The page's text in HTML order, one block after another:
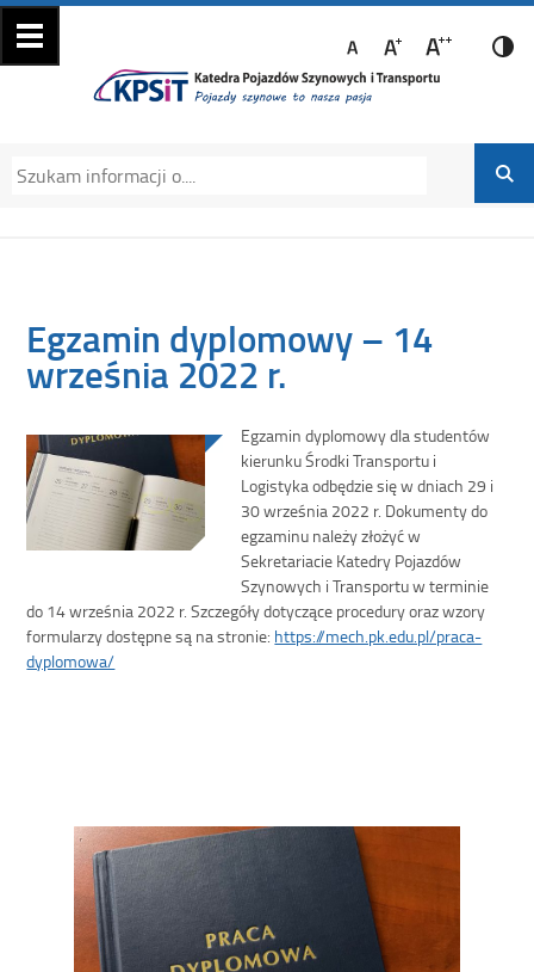
Katedra Pojazdów
Szynowych i
Transportu
Katedra Pojazdów Szynowych i Transportu
Politechniki Krakowskiej na Wydziale
Mechanicznym
Egzamin dyplomowy – 14
września 2022 r.
Egzamin dyplomowy dla studentów
kierunku Środki Transportu i
Logistyka odbędzie się w dniach 29 i
30 września 2022 r. Dokumenty do
egzaminu należy złożyć w
Sekretariacie Katedry Pojazdów
Szynowych i Transportu w terminie
do 14 września 2022 r. Szczegóły dotyczące procedury oraz wzory
formularzy dostępne są na stronie: https://mech.pk.edu.pl/praca-
dyplomowa/